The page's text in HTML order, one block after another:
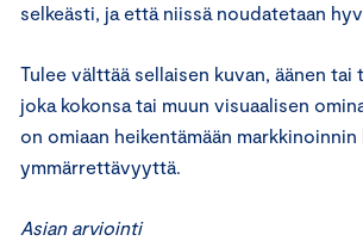
selkeästi, ja että niissä noudatetaan
Tulee välttää sellaisen kuvan, äänen
joka kokonsa tai muun visuaalisen
on omiaan heikentämään
ymmärrettävyyttä.
Asian arviointi